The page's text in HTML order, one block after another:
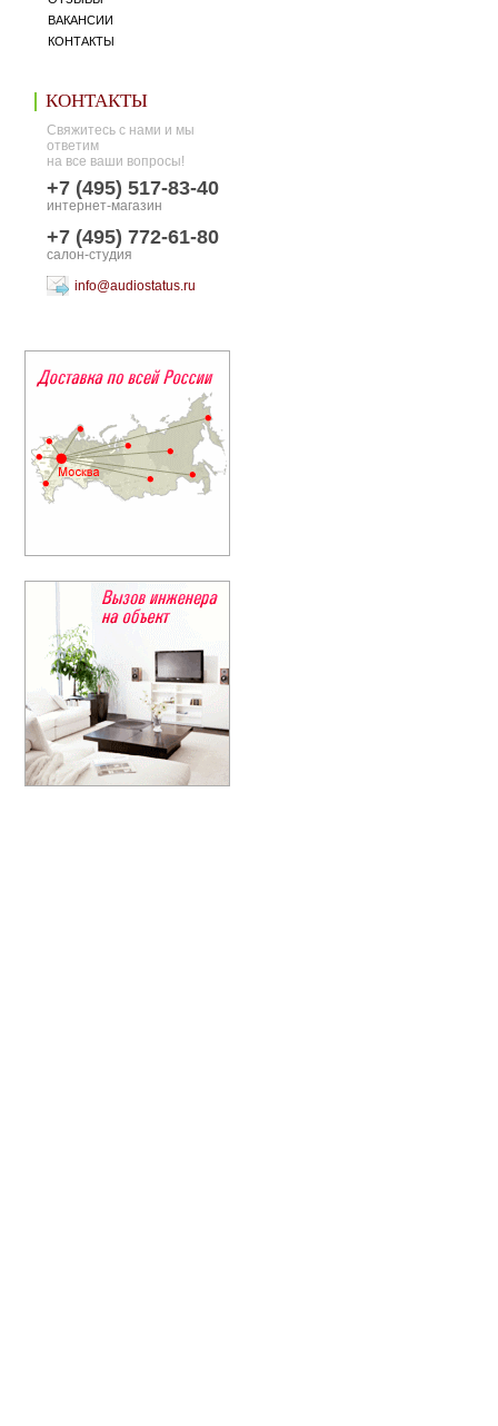
ВАКАНСИИ
КОНТАКТЫ
КОНТАКТЫ
Свяжитесь с нами и мы
ответим
на все ваши вопросы!
+7 (495) 517-83-40
интернет-магазин
+7 (495) 772-61-80
салон-студия
info@audiostatus.ru